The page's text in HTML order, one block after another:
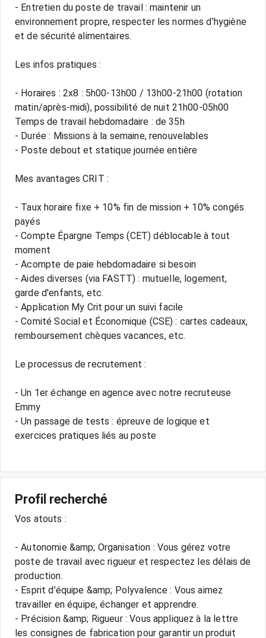
- Entretien du poste de travail : maintenir un
environnement propre, respecter les normes d’hygiène
et de sécurité alimentaires.
Les infos pratiques :
- Horaires : 2x8 : 5h00-13h00 / 13h00-21h00 (rotation
matin/après-midi), possibilité de nuit 21h00-05h00
Temps de travail hebdomadaire : de 35h
- Durée : Missions à la semaine, renouvelables
- Poste debout et statique journée entière
Mes avantages CRIT :
- Taux horaire fixe + 10% fin de mission + 10% congés
payés
- Compte Épargne Temps (CET) déblocable à tout
moment
- Acompte de paie hebdomadaire si besoin
- Aides diverses (via FASTT) : mutuelle, logement,
garde d'enfants, etc.
- Application My Crit pour un suivi facile
- Comité Social et Économique (CSE) : cartes cadeaux,
remboursement chèques vacances, etc.
Le processus de recrutement :
- Un 1er échange en agence avec notre recruteuse
Emmy
- Un passage de tests : épreuve de logique et
exercices pratiques liés au poste
Profil recherché
Vos atouts :
- Autonomie &amp; Organisation : Vous gérez votre
poste de travail avec rigueur et respectez les délais de
production.
- Esprit d’équipe &amp; Polyvalence : Vous aimez
travailler en équipe, échanger et apprendre.
- Précision &amp; Rigueur : Vous appliquez à la lettre
les consignes de fabrication pour garantir un produit